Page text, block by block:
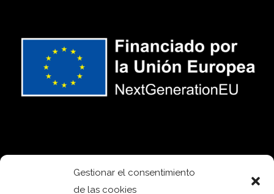
Gestionar el consentimiento
de las cookies